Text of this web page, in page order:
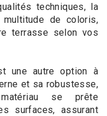
techniques, la
de coloris,
terrasse selon vos
une autre option à
et sa robustesse,
se prête
surfaces, assurant